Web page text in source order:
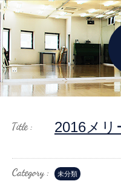
2016メリ
未分類